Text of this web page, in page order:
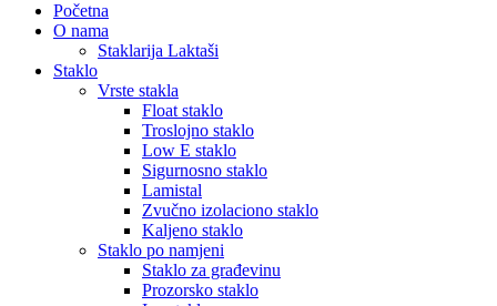
Početna
O nama
Staklarija Laktaši
Staklo
Vrste stakla
Float staklo
Troslojno staklo
Low E staklo
Sigurnosno staklo
Lamistal
Zvučno izolaciono staklo
Kaljeno staklo
Staklo po namjeni
Staklo za građevinu
Prozorsko staklo